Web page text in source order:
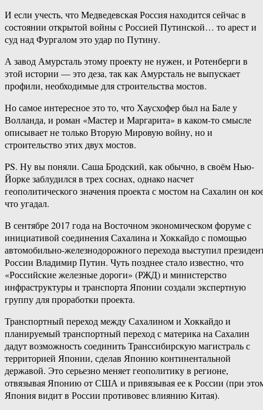
И если учесть, что Медведевская Россия находится сейчас в
состоянии открытой войны с Россией Путинской… то арест и
суд над Фургалом это удар по Путину.
А завод Амурсталь этому проекту не нужен, и Ротенберги в
этой истории — это деза, так как Амурсталь не выпускает
профили, необходимые для строительства мостов.
Но самое интересное это то, что Хаусхофер был на Бале у
Волланда, и роман «Мастер и Маргарита» в каком-то смысле
описывает не только Вторую Мировую войну, но и
строительство этих двух мостов.
PS. Ну вы поняли. Саша Бродский, как обычно, в своём Нью-
Йорке заблудился в трех соснах, однако насчет
геополитического значения проекта с мостом на Сахалин он
что угадал.
В сентябре 2017 года на Восточном экономическом форуме с
инициативой соединения Сахалина и Хоккайдо с помощью
автомобильно-железнодорожного перехода выступил
России Владимир Путин. Чуть позднее стало известно, что
«Российские железные дороги» (РЖД) и министерство
инфраструктуры и транспорта Японии создали экспертную
группу для проработки проекта.
Транспортный переход между Сахалином и Хоккайдо и
планируемый транспортный переход с материка на Сахалин
дадут возможность соединить Транссибирскую магистраль с
территорией Японии, сделав Японию континентальной
державой. Это серьезно меняет геополитику в регионе,
отвязывая Японию от США и привязывая ее к России (при
Япония видит в России противовес влиянию Китая).